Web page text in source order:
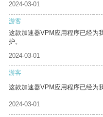
2024-03-01
游客
这款加速器VPM应用程序已经为
护。
2024-03-01
游客
这款加速器VPM应用程序已经为
2024-03-01